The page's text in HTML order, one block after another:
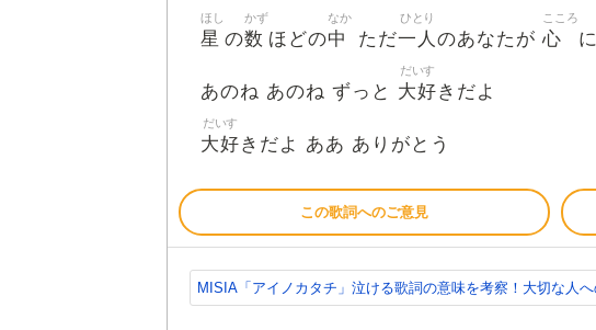
星
ほし
の数
かず
ほどの中
なか
ただ一人
ひとり
のあなたが 心
こころ
あのね あのね ずっと 大好
だいす
きだよ
大好
だいす
きだよ ああ ありがとう
この歌詞へのご意見
MISIA「アイノカタチ」泣ける歌詞の意味を考察！大切な人